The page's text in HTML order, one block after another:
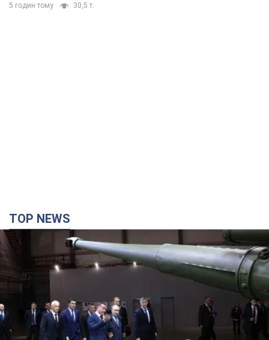
5 годин тому 30,5 т.
TOP NEWS